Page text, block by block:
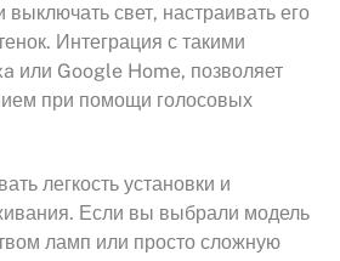
свет, настраивать его
Интеграция с такими
или Google Home, позволяет
при помощи голосовых
легкость установки и
Если вы выбрали модель
ламп или просто сложную